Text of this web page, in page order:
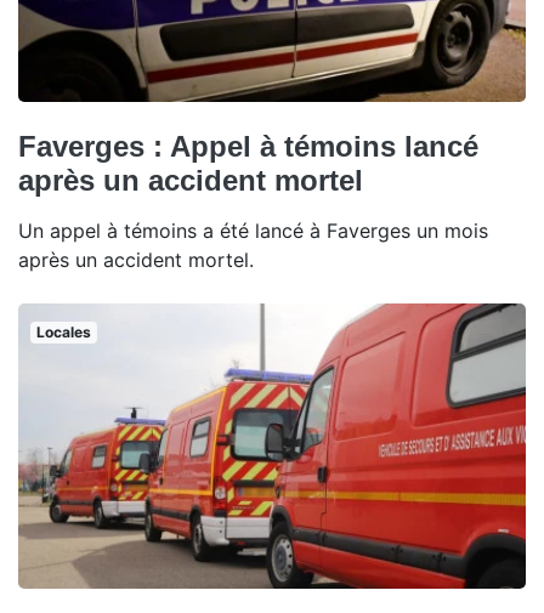
Faverges : Appel à témoins lancé
après un accident mortel
Un appel à témoins a été lancé à Faverges un mois
après un accident mortel.
Locales